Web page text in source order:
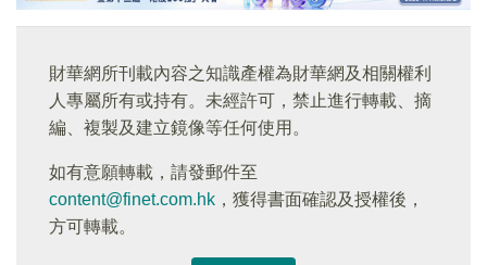
財華網所刊載內容之知識產權為財華網及相關權利
人專屬所有或持有。未經許可，禁止進行轉載、摘
編、複製及建立鏡像等任何使用。
如有意願轉載，請發郵件至
content@finet.com.hk ，獲得書面確認及授權後，
方可轉載。